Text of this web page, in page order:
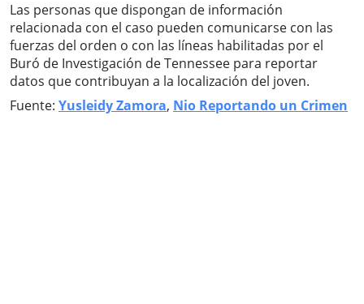
Las personas que dispongan de información
relacionada con el caso pueden comunicarse con las
fuerzas del orden o con las líneas habilitadas por el
Buró de Investigación de Tennessee para reportar
datos que contribuyan a la localización del joven.
Fuente: Yusleidy Zamora, Nio Reportando un Crimen